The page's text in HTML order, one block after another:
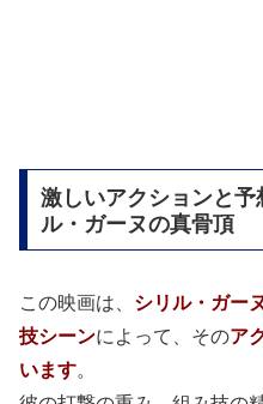
激しいアクションと予
ル・ガーヌの真骨頂
この映画は、 シリル・ガー
技シーンによって、そのア
います